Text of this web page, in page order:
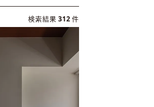
検索結果 312 件